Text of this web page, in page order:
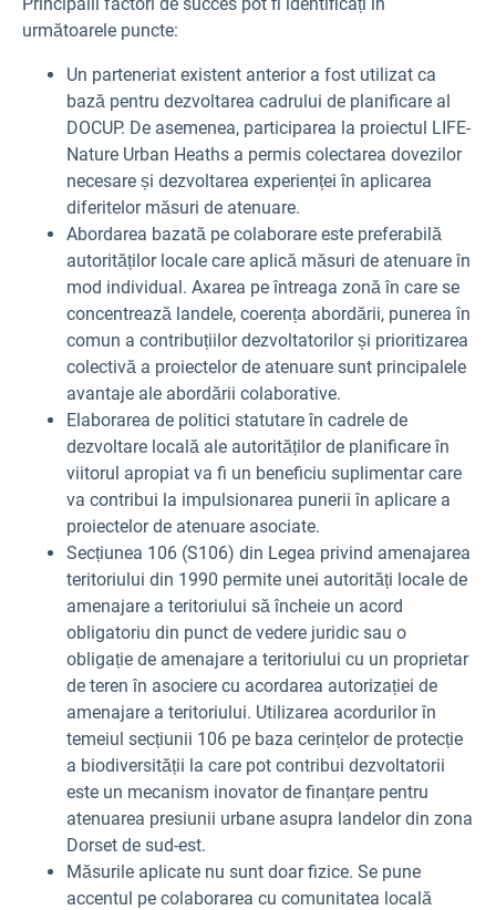
următoarele puncte:
Un parteneriat existent anterior a fost utilizat ca
bază pentru dezvoltarea cadrului de planificare al
DOCUP. De asemenea, participarea la proiectul LIFE-
Nature Urban Heaths a permis colectarea dovezilor
necesare și dezvoltarea experienței în aplicarea
diferitelor măsuri de atenuare.
Abordarea bazată pe colaborare este preferabilă
autorităților locale care aplică măsuri de atenuare în
mod individual. Axarea pe întreaga zonă în care se
concentrează landele, coerența abordării, punerea în
comun a contribuțiilor dezvoltatorilor și prioritizarea
colectivă a proiectelor de atenuare sunt principalele
avantaje ale abordării colaborative.
Elaborarea de politici statutare în cadrele de
dezvoltare locală ale autorităților de planificare în
viitorul apropiat va fi un beneficiu suplimentar care
va contribui la impulsionarea punerii în aplicare a
proiectelor de atenuare asociate.
Secțiunea 106 (S106) din Legea privind amenajarea
teritoriului din 1990 permite unei autorități locale de
amenajare a teritoriului să încheie un acord
obligatoriu din punct de vedere juridic sau o
obligație de amenajare a teritoriului cu un proprietar
de teren în asociere cu acordarea autorizației de
amenajare a teritoriului. Utilizarea acordurilor în
temeiul secțiunii 106 pe baza cerințelor de protecție
a biodiversității la care pot contribui dezvoltatorii
este un mecanism inovator de finanțare pentru
atenuarea presiunii urbane asupra landelor din zona
Dorset de sud-est.
Măsurile aplicate nu sunt doar fizice. Se pune
accentul pe colaborarea cu comunitatea locală